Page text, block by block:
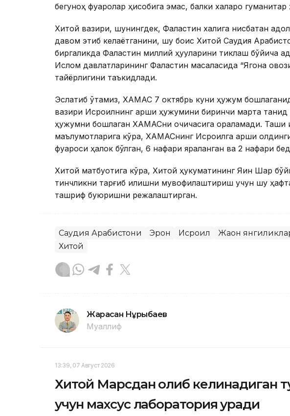
бегуноҳ фуқаролар ҳисобига эмас, балки халқаро гуманитар
Хитой вазири, шунингдек, Фаластин халқига нисбатан
давом этиб келаётганини, шу боис Хитой Саудия
биргаликда Фаластин миллий ҳуқуқларини тиклаш бўйича
Ислом давлатларининг Фаластин масаласида “Ягона
тайёрлигини таъкидлади.
Эслатиб ўтамиз, ХАМАС 7 октябрь куни ҳужум
вазири Исроилнинг қарши ҳужумини биринчи марта танқид
ҳужумни бошлаган ХАМАСни очиқчасига қораламади.
маълумотларига кўра, ХАМАСнинг Исроилга қарши
фуқароси ҳалок бўлган, 6 нафари яраланган ва 2 нафари
Хитой матбуотига кўра, Хитой ҳукуматининг Яқин Шарқ
тинчликни тарғиб қилишни мувофиқлаштириш учун шу
ташриф буюришни режалаштирган.
Саудия Арабистони Эрон Исроил Жаҳон
Хитой
Жарасқан Нұрыбаев
Муаллиф
13:39, 07 Август 2026
Хитой Марсдан олиб келинадиган
учун махсус лаборатория қуради